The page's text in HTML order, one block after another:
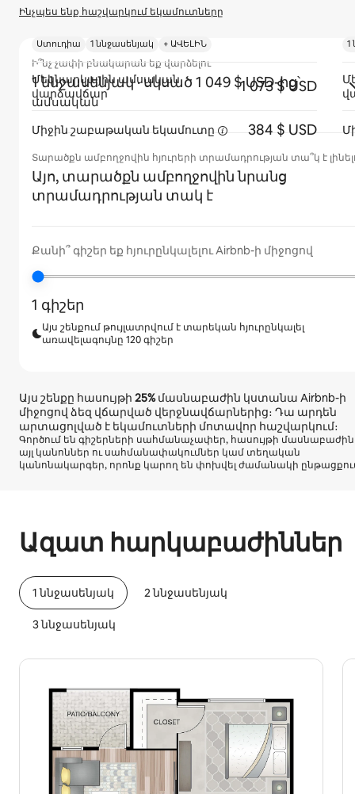
Ինչպես ենք հաշվարկում եկամուտները
Ի՞նչ չափի բնակարան եք վարձելու
1 ննջասենյակ · սկսած 1 049 $ USD-ից՝
ամսական
Տարածքն ամբողջովին հյուրերի տրամադրության տա՞կ է
Այո, տարածքն ամբողջովին նրանց
տրամադրության տակ է
Քանի՞ գիշեր եք հյուրընկալելու Airbnb-ի միջոցով
1 գիշեր
Այս շենքում թույլատրվում է տարեկան հյուրընկալել
առավելագույնը 120 գիշեր
Այս շենքը հասույթի 25%մասնաբաժին կստանա Airbnb-ի
միջոցով ձեզ վճարված վերջնավճարներից։ Դա արդեն
արտացոլված է եկամուտների մոտավոր հաշվարկում։
Գործում են գիշերների սահմանաչափեր, հասույթի
այլ կանոններ ու սահմանափակումներ կամ տեղական
կանոնակարգեր, որոնք կարող են փոխվել ժամանակի
Ազատ հարկաբաժիններ
1 ննջասենյակ 2 ննջասենյակ
3 ննջասենյակ
Ստուդիա 1 ննջասենյակ + ԱՎԵԼԻՆ
Մեկնարկային ամսական
վարձավճար
1 073 $ USD
Միջին շաբաթական եկամուտը 384 $ USD
1